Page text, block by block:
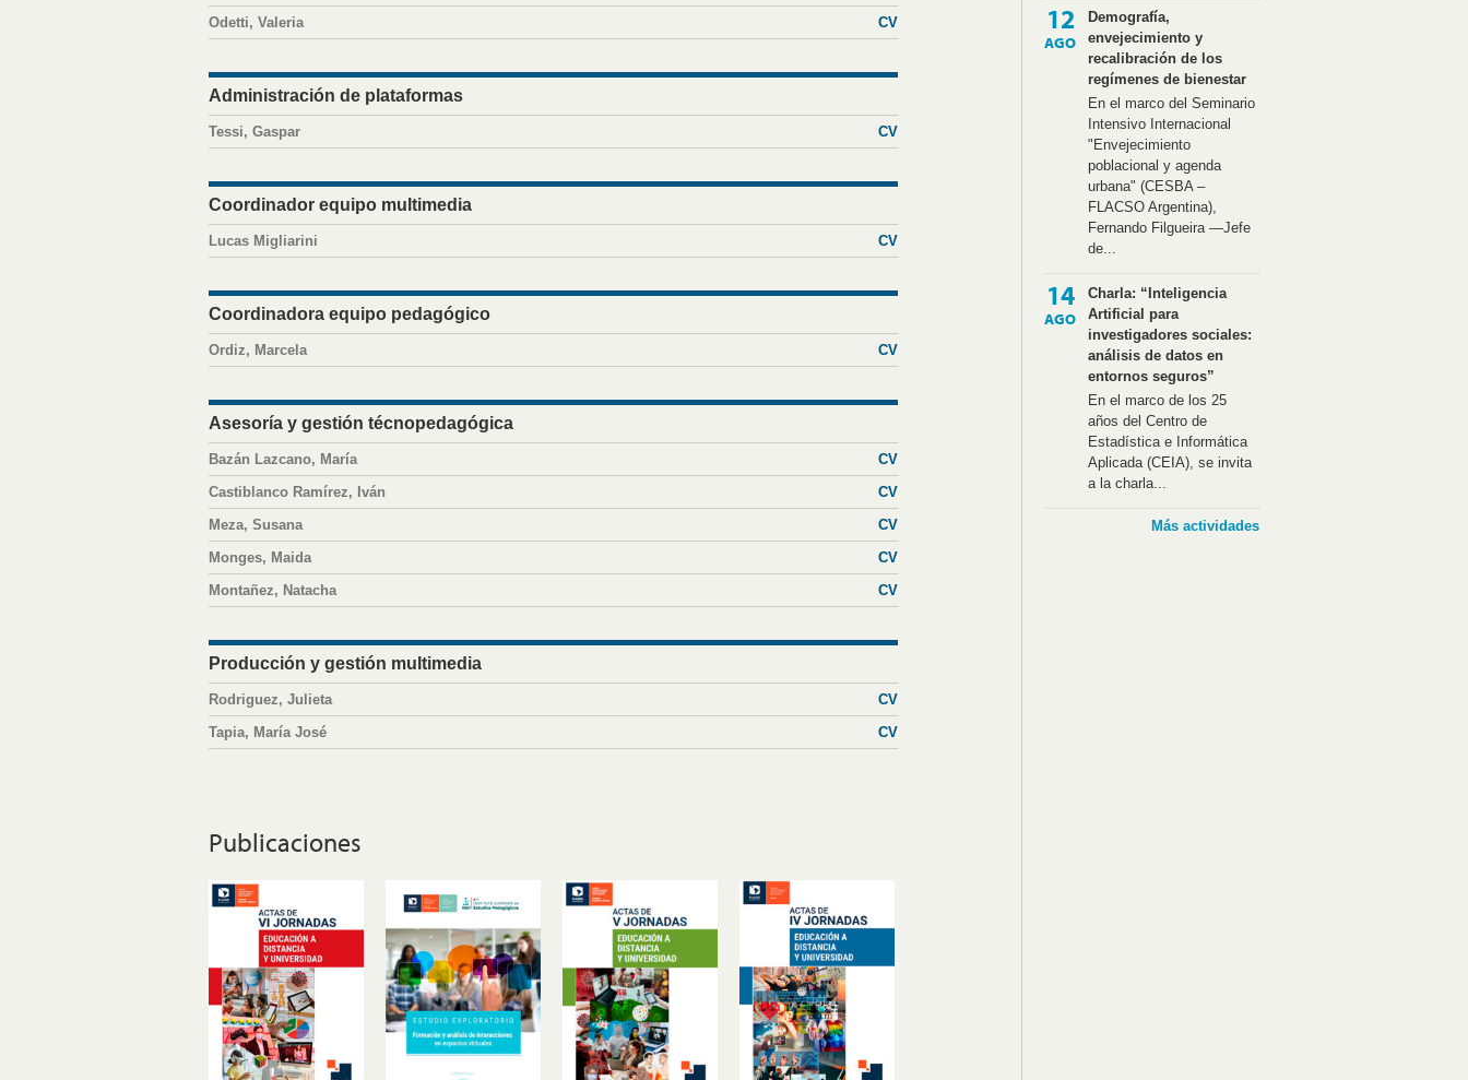
Odetti, Valeria CV
Administración de plataformas
Tessi, Gaspar CV
Coordinador equipo multimedia
Lucas Migliarini CV
Coordinadora equipo pedagógico
Ordiz, Marcela CV
Asesoría y gestión técnopedagógica
Bazán Lazcano, María
CV
Castiblanco Ramírez, Iván
CV
Meza, Susana
CV
Monges, Maida
CV
Montañez, Natacha
CV
Producción y gestión multimedia
Rodriguez, Julieta
CV
Tapia, María José
CV
Publicaciones
12
AGO
Demografía,
envejecimiento y
recalibración de los
regímenes de bienestar
En el marco del Seminario
Intensivo Internacional
"Envejecimiento
poblacional y agenda
urbana" (CESBA –
FLACSO Argentina),
Fernando Filgueira —Jefe
de...
14
AGO
Charla: “Inteligencia
Artificial para
investigadores sociales:
análisis de datos en
entornos seguros”
En el marco de los 25
años del Centro de
Estadística e Informática
Aplicada (CEIA), se invita
a la charla...
Más actividades